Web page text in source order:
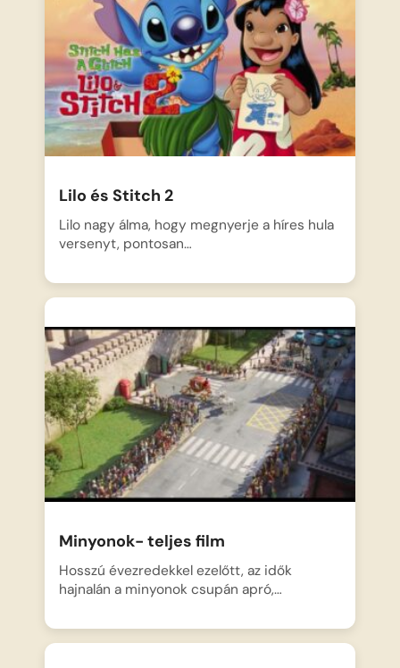
Lilo és Stitch 2
Lilo nagy álma, hogy megnyerje a híres hula
versenyt, pontosan…
Minyonok- teljes film
Hosszú évezredekkel ezelőtt, az idők
hajnalán a minyonok csupán apró,…